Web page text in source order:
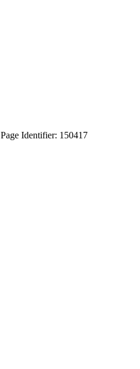
Page Identifier: 150417